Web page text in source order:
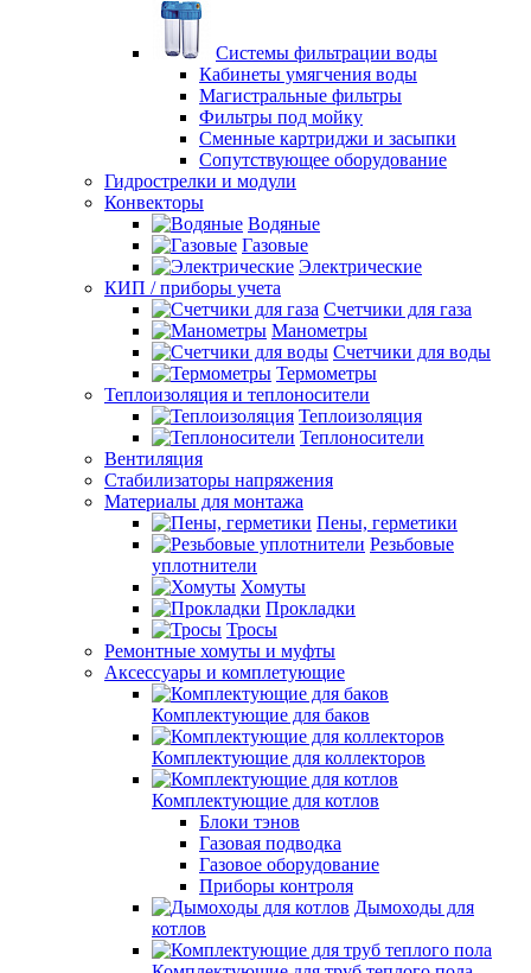
Системы фильтрации воды
Кабинеты умягчения воды
Магистральные фильтры
Фильтры под мойку
Сменные картриджи и засыпки
Сопутствующее оборудование
Гидрострелки и модули
Конвекторы
Водяные
Газовые
Электрические
КИП / приборы учета
Счетчики для газа
Манометры
Счетчики для воды
Термометры
Теплоизоляция и теплоносители
Теплоизоляция
Теплоносители
Вентиляция
Стабилизаторы напряжения
Материалы для монтажа
Пены, герметики
Резьбовые
уплотнители
Хомуты
Прокладки
Тросы
Ремонтные хомуты и муфты
Аксессуары и комплетующие
Комплектующие для баков
Комплектующие для коллекторов
Комплектующие для котлов
Блоки тэнов
Газовая подводка
Газовое оборудование
Приборы контроля
Дымоходы для
котлов